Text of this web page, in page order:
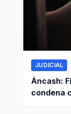
JUDICIAL
Áncash:
condena